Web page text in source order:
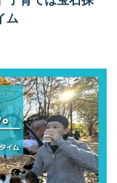
ム